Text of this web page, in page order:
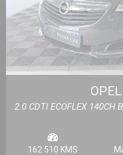
OPEL
2.0 CDTI ECOFLEX 140CH
162 510 KMS